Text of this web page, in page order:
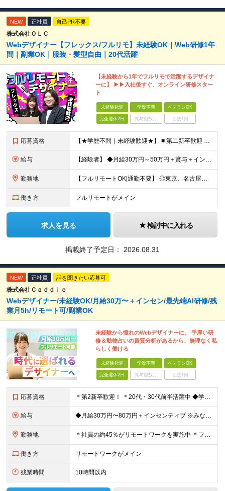
NEW 正社員 自己PR不要
株式会社ＯＬＣ
Webデザイナー【フレックス/フルリモ】未経験OK｜Web研修1年
間｜副業OK｜服装・髪型自由｜20代活躍
【未経験から1年でフルリモで活躍するデザイナ
ーに】 ▶▶入社後すぐ、オンライン研修スター
ト
未経験歓迎 学歴不問 ベテランOK
完全週休2日 賞与複数月 面接1回
応募資格 【★学歴不問｜未経験歓迎★】 ■ 第二新卒歓迎 ■ フリーター・社会人未経験OK ■ デザイナー経験は一切不問！ ■ タイピングが苦手でもOK！ ＼3つ以上当てはまった方はぜひご応募を／ □
給与 【経験者】 ◆月給30万円～50万円＋賞与＋インセンティブ＋残業代全額支給 【未経験者】 ◆北海道エリア： 月給20万7,984円～＋賞与＋インセンティブ＋残業代全額支給 ◆東北エリア(青森
勤務地 【フルリモートOK|通勤不要】 ◎東京、名古屋、大阪、福岡を中心とした全国のプロジェクト先にて好きな場所で働けます！ ◆本社 東京都渋谷区道玄坂1-12-1 渋谷マークシティ22F ※未経験者は各
働き方 フルリモートがメイン
求人を見る 検討中に入れる
掲載終了予定日： 2026.08.31
NEW 正社員 話を聞きたい応募可
株式会社Ｃａｄｄｉｅ
Webデザイナー/未経験OK/月給30万〜＋インセン/最先端AI研修/残
業月5h/リモート可/副業OK
未経験から憧れのWebデザイナーに。 手厚い研
修＆動物占いの資質分析があるから、無理なく私
らしく働ける
未経験歓迎 学歴不問 ベテランOK
完全週休2日 賞与複数月 面接1回
応募資格 ＊第2新卒歓迎！ ＊20代・30代前半活躍中 ◆学歴不問 ◆未経験歓迎 ＼こんな方にピッタリです！／ ★SNSを見るだけでなく「仕掛ける側」になりたい方 ★販売や接客で「お客様の心理」を考えた経験
給与 ◆月給30万円〜80万円＋インセンティブ ※みなし残業代（月10時間・16,000円）を含みます ※超過分は別途支給します ※試用期間3か月あり（給与は28万円、待遇に差異なし）
勤務地 ＊社員の約45％がリモートワークを実施中 ＊フルリモート案件もあり ＊転勤はありません 本社（横浜）または、東京・神奈川の各プロジェクト先。 【本社】 神奈川県横浜市中区不老町2丁目11-8 税経
働き方 リモートワークがメイン
残業時間 10時間以内